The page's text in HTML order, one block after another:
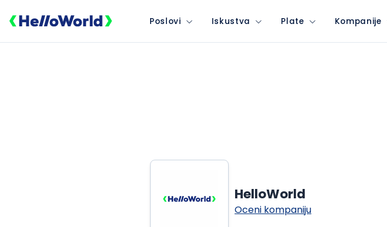
Poslovi Iskustva Plate Kompanije
HelloWorld
Oceni kompaniju